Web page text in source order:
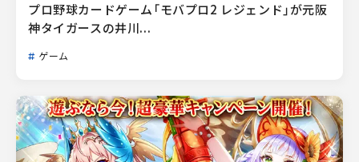
プロ野球カードゲーム「モバプロ2 レジェンド」が元阪
神タイガースの井川...
ゲーム